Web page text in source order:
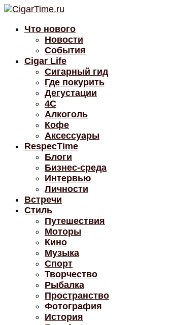
Что нового
Новости
События
Cigar Life
Сигарный гид
Где покурить
Дегустации
4C
Алкоголь
Кофе
Аксессуары
RespecTime
Блоги
Бизнес-среда
Интервью
Личности
Встречи
Стиль
Путешествия
Моторы
Кино
Музыка
Спорт
Творчество
Рыбалка
Пространство
Фотография
История